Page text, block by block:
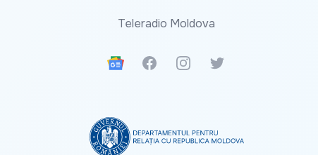
Teleradio Moldova
Google News
FacebookInstagramTwitter